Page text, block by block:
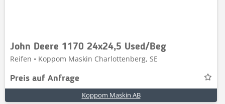
John Deere 1170 24x24,5 Used/Beg
Reifen • Koppom Maskin Charlottenberg, SE
Preis auf Anfrage
Koppom Maskin AB